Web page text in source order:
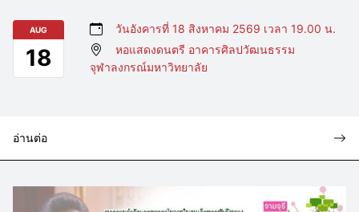
AUG
18
วันอังคารที่ 18 สิงหาคม 2569 เวลา 19.00 น.
หอแสดงดนตรี อาคารศิลปวัฒนธรรม
จุฬาลงกรณ์มหาวิทยาลัย
อ่านต่อ